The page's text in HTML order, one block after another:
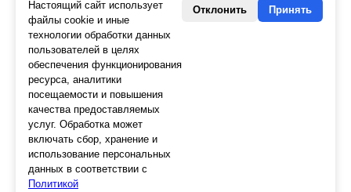
Патроны, переходники
Ножницы электрика
Стопорные кольца
Съемники стопорных колец
Пинцеты
Магниты
Клещи для изоляции
Кабелерезы
Гайкорезы
Зажимы ручные
Подшипники
Тиски
Настоящий сайт использует
файлы cookie и иные
технологии обработки данных
пользователей в целях
обеспечения функционирования
ресурса, аналитики
посещаемости и повышения
качества предоставляемых
услуг. Обработка может
включать сбор, хранение и
использование персональных
данных в соответствии с
Политикой
Отклонить Принять